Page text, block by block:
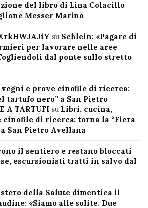
del libro di Lina Colacillo
Messer Marino
su Schlein: «Pagare di
per lavorare nelle aree
dal ponte sullo stretto
e prove cinofile di ricerca:
tartufo nero” a San Pietro
A TARTUFI su Libri, cucina,
cinofile di ricerca: torna la “Fiera
San Pietro Avellana
il sentiero e restano bloccati
escursionisti tratti in salvo dal
della Salute dimentica il
«Siamo alle solite. Due